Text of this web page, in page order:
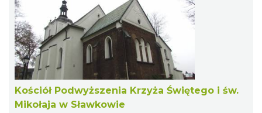
Kościół Podwyższenia Krzyża Świętego i św.
Mikołaja w Sławkowie